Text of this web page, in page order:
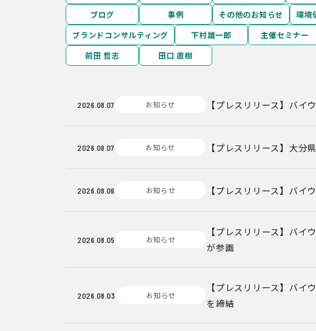
ブログ
事例 その他のお知らせ 環境
ブランドコンサルティング
下村雄一郎 主催セミナー
前田 哲志
田口 直樹
2026.08.07 お知らせ 【プレスリリース】バ
2026.08.07 お知らせ 【プレスリリース】大
2026.08.06 お知らせ 【プレスリリース】バ
2026.08.05 お知らせ
【プレスリリース】バ
が参画
2026.08.03 お知らせ
【プレスリリース】バ
を締結